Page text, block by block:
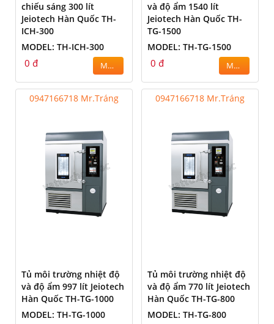
chiếu sáng 300 lít
Jeiotech Hàn Quốc TH-
ICH-300
MODEL: TH-ICH-300
0 đ MUA
và độ ẩm 1540 lít
Jeiotech Hàn Quốc TH-
TG-1500
MODEL: TH-TG-1500
0 đ MUA
0947166718 Mr.Tráng
Tủ môi trường nhiệt độ
và độ ẩm 997 lít Jeiotech
Hàn Quốc TH-TG-1000
MODEL: TH-TG-1000
0947166718 Mr.Tráng
Tủ môi trường nhiệt độ
và độ ẩm 770 lít Jeiotech
Hàn Quốc TH-TG-800
MODEL: TH-TG-800